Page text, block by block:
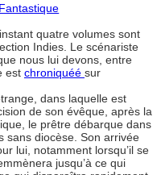
Fantastique
quatre volumes sont
Indies. Le scénariste
nous lui devons, entre
est chroniquéé sur
dans laquelle est
de son évêque, après la
le prêtre débarque dans
sans diocèse. Son arrivée
lui, notamment lorsqu’il se
jusqu’à ce qui